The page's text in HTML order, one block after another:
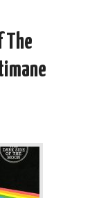
The